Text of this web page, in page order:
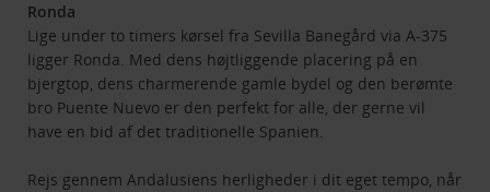
Ronda
Lige under to timers kørsel fra Sevilla Banegård via A-375
ligger Ronda. Med dens højtliggende placering på en
bjergtop, dens charmerende gamle bydel og den berømte
bro Puente Nuevo er den perfekt for alle, der gerne vil
have en bid af det traditionelle Spanien.
Rejs gennem Andalusiens herligheder i dit eget tempo, når